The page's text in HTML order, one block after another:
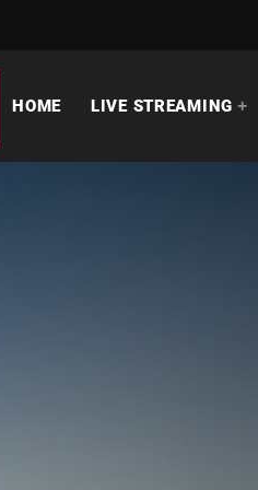
HOME LIVE STREAMING